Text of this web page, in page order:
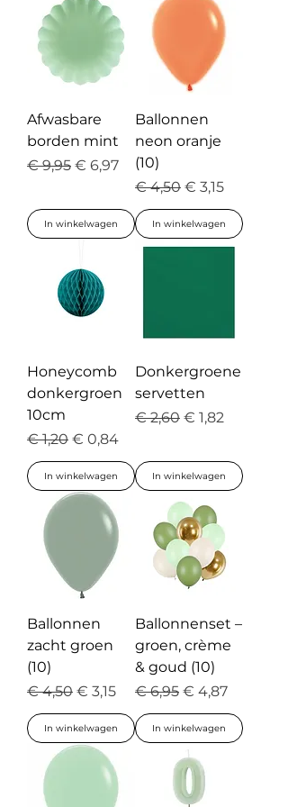
Afwasbare
borden mint
Normale prijs
€ 9,95 Verkoopprijs
€ 6,97
In winkelwagen
Ballonnen
neon oranje
(10)
Normale prijs
€ 4,50 Verkoopprijs
€ 3,15
In winkelwagen
Honeycomb
donkergroen
10cm
Normale prijs
€ 1,20 Verkoopprijs
€ 0,84
In winkelwagen
Donkergroene
servetten
Normale prijs
€ 2,60 Verkoopprijs
€ 1,82
In winkelwagen
Ballonnen
zacht groen
(10)
Normale prijs
€ 4,50 Verkoopprijs
€ 3,15
In winkelwagen
Ballonnenset –
groen, crème
& goud (10)
Normale prijs
€ 6,95 Verkoopprijs
€ 4,87
In winkelwagen